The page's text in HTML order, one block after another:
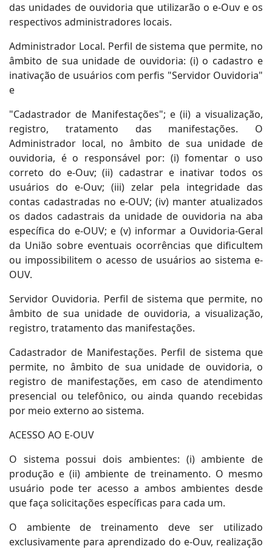
das unidades de ouvidoria que utilizarão o e-Ouv e os
respectivos administradores locais.
Administrador Local. Perfil de sistema que permite, no
âmbito de sua unidade de ouvidoria: (i) o cadastro e
inativação de usuários com perfis "Servidor Ouvidoria"
e
"Cadastrador de Manifestações"; e (ii) a visualização,
registro, tratamento das manifestações. O
Administrador local, no âmbito de sua unidade de
ouvidoria, é o responsável por: (i) fomentar o uso
correto do e-Ouv; (ii) cadastrar e inativar todos os
usuários do e-Ouv; (iii) zelar pela integridade das
contas cadastradas no e-OUV; (iv) manter atualizados
os dados cadastrais da unidade de ouvidoria na aba
específica do e-OUV; e (v) informar a Ouvidoria-Geral
da União sobre eventuais ocorrências que dificultem
ou impossibilitem o acesso de usuários ao sistema e-
OUV.
Servidor Ouvidoria. Perfil de sistema que permite, no
âmbito de sua unidade de ouvidoria, a visualização,
registro, tratamento das manifestações.
Cadastrador de Manifestações. Perfil de sistema que
permite, no âmbito de sua unidade de ouvidoria, o
registro de manifestações, em caso de atendimento
presencial ou telefônico, ou ainda quando recebidas
por meio externo ao sistema.
ACESSO AO E-OUV
O sistema possui dois ambientes: (i) ambiente de
produção e (ii) ambiente de treinamento. O mesmo
usuário pode ter acesso a ambos ambientes desde
que faça solicitações específicas para cada um.
O ambiente de treinamento deve ser utilizado
exclusivamente para aprendizado do e-Ouv, realização